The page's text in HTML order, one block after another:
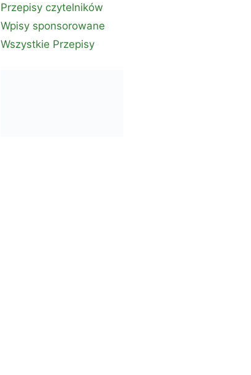
Przepisy czytelników
Wpisy sponsorowane
Wszystkie Przepisy